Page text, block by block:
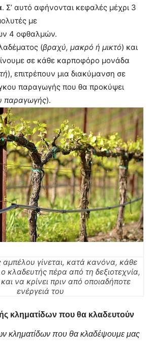
. Σ’ αυτό αφήνονται κεφαλές μέχρι 3
με
4 οφθαλμών.
(βραχύ, μακρό ή μικτό) και
σε κάθε καρποφόρο μονάδα
), επιτρέπουν μια διακύμανση σε
παραγωγής που θα προκύψει
παραγωγής).
γίνεται, κατά κανόνα, κάθε
ο κλαδευτής πέρα από τη δεξιοτεχνία,
να κρίνει πριν από οποιαδήποτε
ενέργειά του
κληματίδων που θα κλαδευτούν
κληματίδων που θα κλαδέψουμε μας